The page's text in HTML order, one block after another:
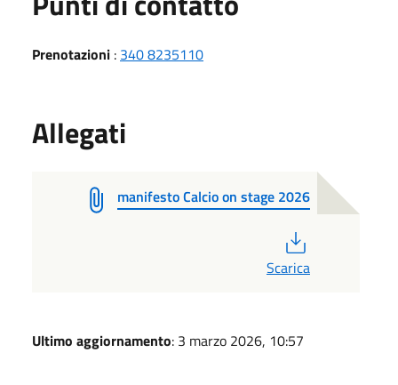
Prenotazioni : 340 8235110
Allegati
manifesto Calcio on stage 2026
Scarica
Ultimo aggiornamento: 3 marzo 2026, 10:57